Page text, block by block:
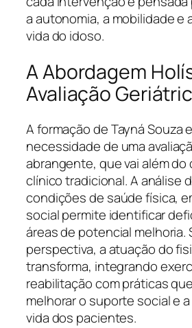
a autonomia, a mobilidade e
vida do idoso.
A Abordagem
Avaliação
A formação de Tayná Souza
necessidade de uma
abrangente, que vai além
clínico tradicional. A análise
condições de saúde física,
social permite identificar
áreas de potencial melhoria.
perspectiva, a atuação do
transforma, integrando
reabilitação com práticas
melhorar o suporte social e
vida dos pacientes.